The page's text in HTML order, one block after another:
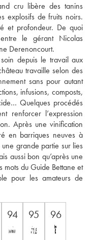
cru libère des tanins
explosifs de fruits noirs.
et profondeur. De quoi
le gérant Nicolas
Derenoncourt.
depuis le travail aux
travaille selon des
sans pour autant
infusions, composts,
Quelques procédés
renforcer l’expression
Après une vinification
en barriques neuves à
grande partie sur lies
aussi bon qu’après une
du Guide Bettane et
pour les amateurs de
94 95 96